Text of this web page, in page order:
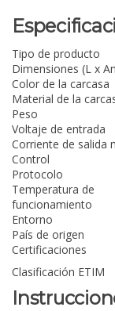
Tipo de producto
Dimensiones (L x
Color de la carcasa
Material de la
Peso
Voltaje de entrada
Corriente de salida
Control
Protocolo
Temperatura de
funcionamiento
Entorno
País de origen
Certificaciones
Clasificación ETIM